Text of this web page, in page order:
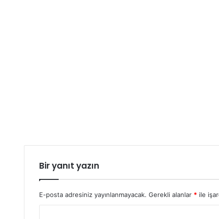
Bir yanıt yazın
E-posta adresiniz yayınlanmayacak. Gerekli alanlar *ile